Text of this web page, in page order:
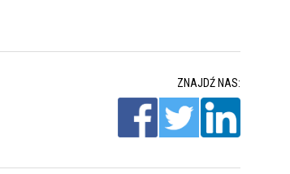
ZNAJDŹ NAS: